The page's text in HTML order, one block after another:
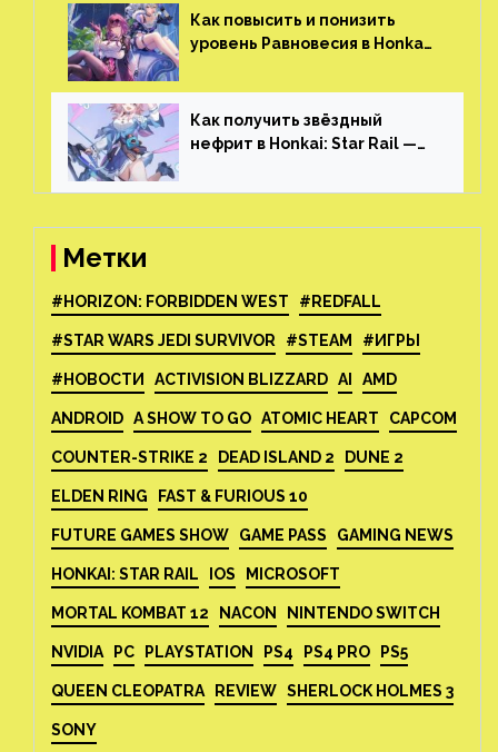
Skyrim и GTA: San Andreas
Как повысить и понизить
уровень Равновесия в Honkai:
Как получить звёздный
нефрит в Honkai: Star Rail —
Метки
#HORIZON: FORBIDDEN WEST #REDFALL
#STAR WARS JEDI SURVIVOR #STEAM #ИГРЫ
#НОВОСТИ ACTIVISION BLIZZARD AI AMD
ANDROID A SHOW TO GO ATOMIC HEART CAPCOM
COUNTER-STRIKE 2 DEAD ISLAND 2 DUNE 2
ELDEN RING FAST & FURIOUS 10
FUTURE GAMES SHOW GAME PASS GAMING NEWS
HONKAI: STAR RAIL IOS MICROSOFT
MORTAL KOMBAT 12 NACON NINTENDO SWITCH
NVIDIA PC PLAYSTATION PS4 PS4 PRO PS5
QUEEN CLEOPATRA REVIEW SHERLOCK HOLMES 3
SONY